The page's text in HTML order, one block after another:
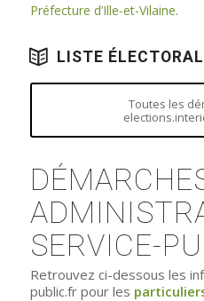
Préfecture d’Ille-et-Vilaine.
LISTE
Toutes les
SERVICE-
Retrouvez ci-dessous les
public.fr pour les